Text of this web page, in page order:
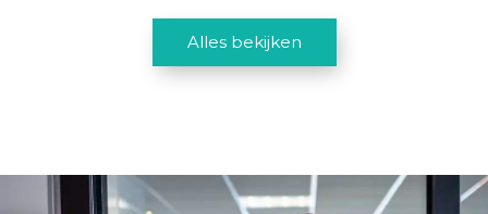
Alles bekijken